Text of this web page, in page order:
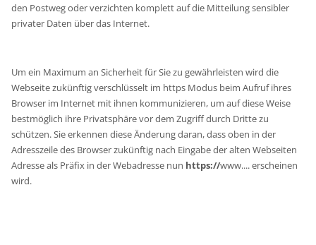
den Postweg oder verzichten komplett auf die Mitteilung sensibler
privater Daten über das Internet.
Um ein Maximum an Sicherheit für Sie zu gewährleisten wird die
Webseite zukünftig verschlüsselt im https Modus beim Aufruf ihres
Browser im Internet mit ihnen kommunizieren, um auf diese Weise
bestmöglich ihre Privatsphäre vor dem Zugriff durch Dritte zu
schützen. Sie erkennen diese Änderung daran, dass oben in der
Adresszeile des Browser zukünftig nach Eingabe der alten Webseiten
Adresse als Präfix in der Webadresse nun https://www.... erscheinen
wird.